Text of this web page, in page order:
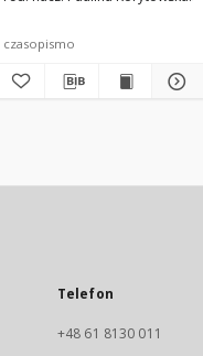
czasopismo
Telefon
+48 61 8130 011